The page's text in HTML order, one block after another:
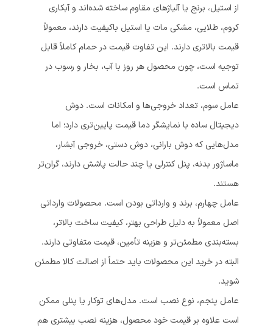
از استیل، برنج یا آلیاژهای مقاوم ساخته شده‌اند و آبکاری
کروم، طلایی، مشکی مات یا استیل باکیفیت دارند، معمولاً
قیمت بالاتری دارند. این تفاوت قیمت در حمام کاملاً قابل
توجیه است، چون محصول هر روز با آب، بخار و رسوب در
تماس است.
عامل سوم، تعداد خروجی‌ها و امکانات است. دوش
دیجیتال ساده با نمایشگر دما قیمت پایین‌تری دارد؛ اما
مدل‌هایی که دوش بارانی، دوش دستی، خروجی آبشار،
ماساژور بدنه، پنل کنترلی یا چند حالت پاشش دارند، گران‌تر
هستند.
عامل چهارم، برند و وارداتی بودن است. محصولات وارداتی
اصل معمولاً به دلیل طراحی بهتر، کیفیت ساخت بالاتر،
بسته‌بندی مطمئن‌تر و هزینه تأمین، قیمت متفاوتی دارند.
البته در خرید این محصولات باید حتماً از اصالت کالا مطمئن
شوید.
عامل پنجم، نوع نصب است. مدل‌های توکار یا پنلی ممکن
است علاوه بر قیمت خود محصول، هزینه نصب بیشتری هم